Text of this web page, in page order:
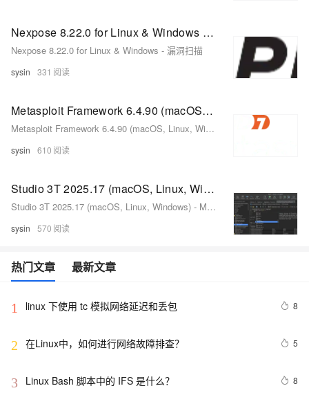
Nexpose 8.22.0 for Linux & Windows - 漏洞扫描
Nexpose 8.22.0 for Linux & Windows - 漏洞扫描
sysin 331
Metasploit Framework 6.4.90 (macOS, Linux, Windows) - 开源渗透测试框架
Metasploit Framework 6.4.90 (macOS, Linux, Windows) - 开源渗透测试框架
sysin 610
Studio 3T 2025.17 (macOS, Linux, Windows) - MongoDB 的终极 GUI、IDE 和 客户端
Studio 3T 2025.17 (macOS, Linux, Windows) - MongoDB 的终极 GUI、IDE 和 客户端
sysin 570
热门文章 最新文章
1 linux 下使用 tc 模拟网络延迟和丢包 8
2 5
3 Linux Bash 脚本中的 IFS 是什么？ 8